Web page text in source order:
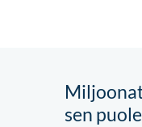
sen